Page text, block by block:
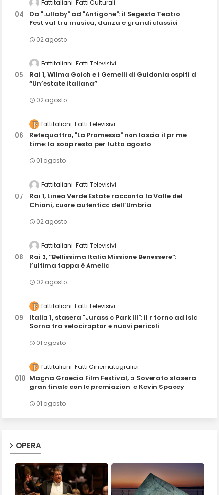
Fattitaliani Fatti Culturali
Da "Lullaby" ad "Antigone": il Segesta Teatro
Festival tra musica, danza e grandi classici
02 agosto
Fattitaliani Fatti Televisivi
Rai 1, Wilma Goich e i Gemelli di Guidonia ospiti di
“Un’estate italiana”
02 agosto
fattitaliani Fatti Televisivi
Retequattro, "La Promessa" non lascia il prime
time: la soap resta per tutto agosto
01 agosto
Fattitaliani Fatti Televisivi
Rai 1, Linea Verde Estate racconta la Valle del
Chiani, cuore autentico dell’Umbria
02 agosto
Fattitaliani Fatti Televisivi
Rai 2, “Bellissima Italia Missione Benessere”:
l’ultima tappa è Amelia
02 agosto
fattitaliani Fatti Televisivi
Italia 1, stasera "Jurassic Park III": il ritorno ad Isla
Sorna tra velociraptor e nuovi pericoli
01 agosto
fattitaliani Fatti Cinematografici
Magna Graecia Film Festival, a Soverato stasera
gran finale con le premiazioni e Kevin Spacey
01 agosto
OPERA